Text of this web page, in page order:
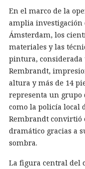
En el marco de la
amplia
Ámsterdam, los
materiales y las
pintura, considerada
Rembrandt,
altura y más de 14
representa un grupo
como la policía local
Rembrandt convirtió
dramático gracias a
sombra.
La figura central del